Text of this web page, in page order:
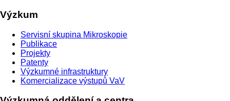
Výzkum
Servisní skupina Mikroskopie
Publikace
Projekty
Patenty
Výzkumné infrastruktury
Komercializace výstupů VaV